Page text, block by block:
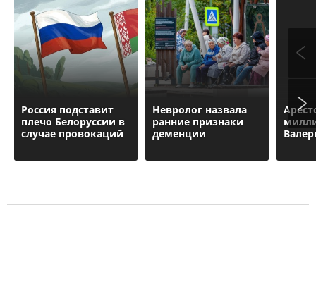
Россия подставит
плечо Белоруссии в
случае провокаций
Невролог назвала
ранние признаки
деменции